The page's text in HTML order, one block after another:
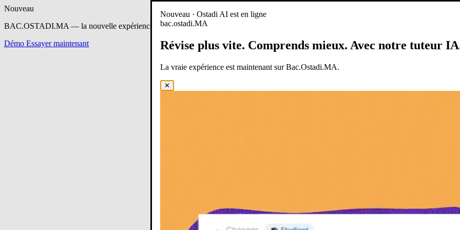
Nouveau
BAC.OSTADI.MA — la nouvelle expérience d’apprentissage est en ligne
Démo Essayer maintenant
Nouveau · Ostadi AI est en ligne
bac.ostadi.MA
Révise plus vite. Comprends mieux. Avec notre tuteur
La vraie expérience est maintenant sur Bac.Ostadi.MA.
✕